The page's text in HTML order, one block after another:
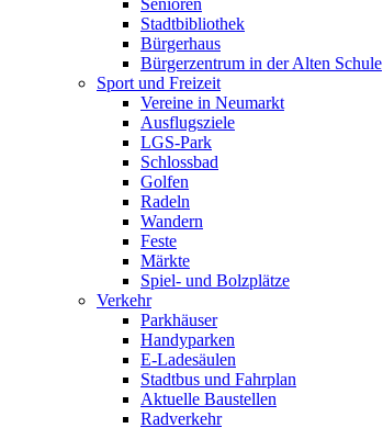
Senioren
Stadtbibliothek
Bürgerhaus
Bürgerzentrum in der Alten Schule
Sport und Freizeit
Vereine in Neumarkt
Ausflugsziele
LGS-Park
Schlossbad
Golfen
Radeln
Wandern
Feste
Märkte
Spiel- und Bolzplätze
Verkehr
Parkhäuser
Handyparken
E-Ladesäulen
Stadtbus und Fahrplan
Aktuelle Baustellen
Radverkehr